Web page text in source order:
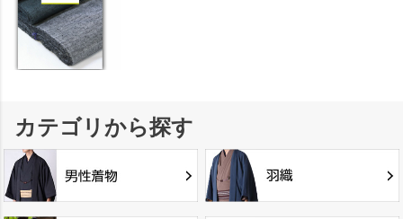
カテゴリから探す